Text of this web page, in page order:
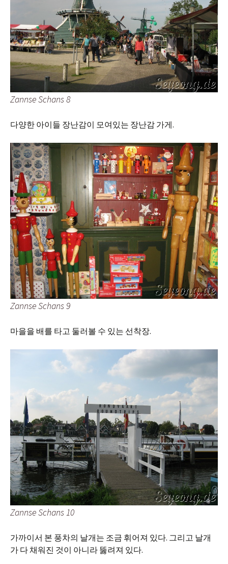
Zannse Schans 8
다양한 아이들 장난감이 모여있는 장난감 가게.
Zannse Schans 9
마을을 배를 타고 둘러볼 수 있는 선착장.
Zannse Schans 10
가까이서 본 풍차의 날개는 조금 휘어져 있다. 그리고 날개
가 다 채워진 것이 아니라 뚫려져 있다.